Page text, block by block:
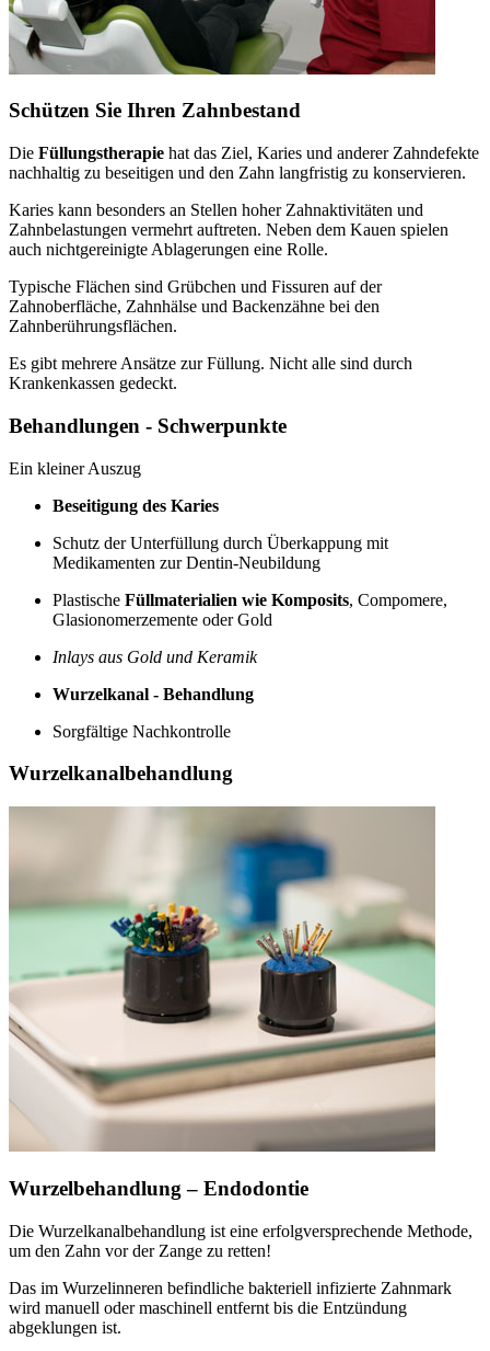
Schützen Sie Ihren Zahnbestand
Die Füllungstherapie hat das Ziel, Karies und anderer Zahndefekte
nachhaltig zu beseitigen und den Zahn langfristig zu konservieren.
Karies kann besonders an Stellen hoher Zahnaktivitäten und
Zahnbelastungen vermehrt auftreten. Neben dem Kauen spielen
auch nichtgereinigte Ablagerungen eine Rolle.
Typische Flächen sind Grübchen und Fissuren auf der
Zahnoberfläche, Zahnhälse und Backenzähne bei den
Zahnberührungsflächen.
Es gibt mehrere Ansätze zur Füllung. Nicht alle sind durch
Krankenkassen gedeckt.
Behandlungen - Schwerpunkte
Ein kleiner Auszug
Beseitigung des Karies
Schutz der Unterfüllung durch Überkappung mit
Medikamenten zur Dentin-Neubildung
Plastische Füllmaterialien wie Komposits, Compomere,
Glasionomerzemente oder Gold
Inlays aus Gold und Keramik
Wurzelkanal - Behandlung
Sorgfältige Nachkontrolle
Wurzelkanalbehandlung
Wurzelbehandlung – Endodontie
Die Wurzelkanalbehandlung ist eine erfolgversprechende Methode,
um den Zahn vor der Zange zu retten!
Das im Wurzelinneren befindliche bakteriell infizierte Zahnmark
wird manuell oder maschinell entfernt bis die Entzündung
abgeklungen ist.